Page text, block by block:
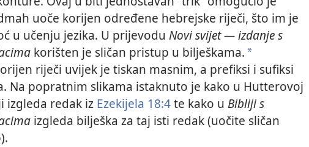
uoče korijen određene hebrejske riječi, što im je
u učenju jezika. U prijevodu Novi svijet — izdanje s
korišten je sličan pristup u bilješkama. a
riječi uvijek je tiskan masnim, a prefiksi i sufiksi
Na popratnim slikama istaknuto je kako u Hutterovoj
izgleda redak iz Ezekijela 18:4te kako u Bibliji s
izgleda bilješka za taj isti redak (uočite sličan